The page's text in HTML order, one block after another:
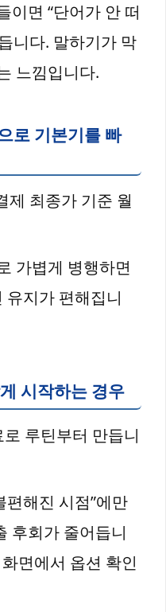
이면 “단어가 안 떠
니다. 말하기가 막
느낌입니다.
로 기본기를 빠
제 최종가 기준 월
가볍게 병행하면
유지가 편해집니
시작하는 경우
루틴부터 만듭니
편해진 시점”에만
후회가 줄어듭니
면에서 옵션 확인